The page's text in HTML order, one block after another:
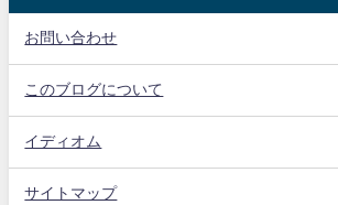
お問い合わせ
このブログについて
イディオム
サイトマップ